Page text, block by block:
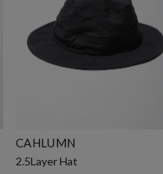
CAHLUMN
2.5Layer Hat